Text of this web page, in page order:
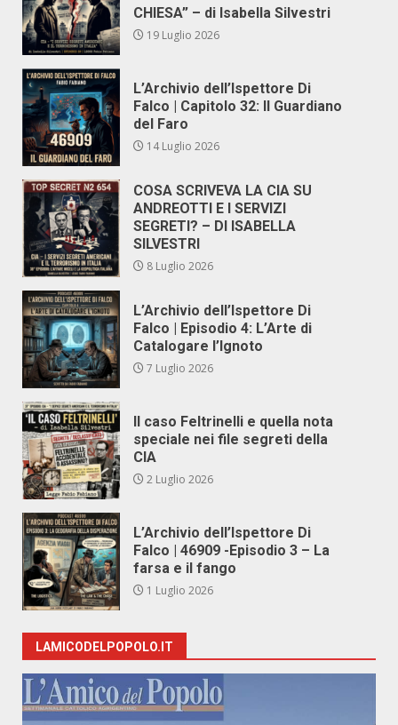
CHIESA” – di Isabella Silvestri
19 Luglio 2026
L’Archivio dell’Ispettore Di
Falco | Capitolo 32: Il Guardiano
del Faro
14 Luglio 2026
COSA SCRIVEVA LA CIA SU
ANDREOTTI E I SERVIZI
SEGRETI? – DI ISABELLA
SILVESTRI
8 Luglio 2026
L’Archivio dell’Ispettore Di
Falco | Episodio 4: L’Arte di
Catalogare l’Ignoto
7 Luglio 2026
Il caso Feltrinelli e quella nota
speciale nei file segreti della
CIA
2 Luglio 2026
L’Archivio dell’Ispettore Di
Falco | 46909 -Episodio 3 – La
farsa e il fango
1 Luglio 2026
LAMICODELPOPOLO.IT